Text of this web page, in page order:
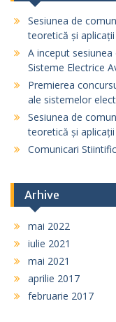
Sesiunea de
teoretică și
A inceput
Sisteme Electrice
Premierea
ale sistemelor
Sesiunea de
teoretică și
Comunicari
Arhive
mai 2022
iulie 2021
mai 2021
aprilie 2017
februarie 2017